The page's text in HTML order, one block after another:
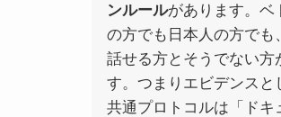
ンルールがあります。ベ
の方でも日本人の方でも
話せる方とそうでない方
す。つまりエビデンスと
共通プロトコルは「ドキ